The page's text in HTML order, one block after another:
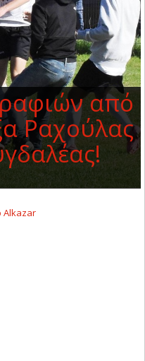
από
Ραχούλας